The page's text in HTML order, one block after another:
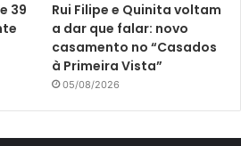
39
Rui Filipe e Quinita voltam
a dar que falar: novo
casamento no “Casados
à Primeira Vista”
05/08/2026